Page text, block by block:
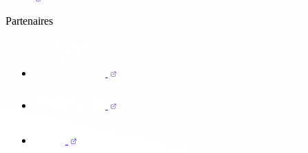
Partenaires